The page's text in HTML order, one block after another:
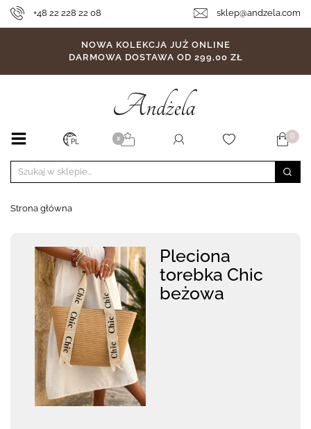
+48 22 228 22 08 sklep@andzela.com
NOWA KOLEKCJA JUŻ ONLINE
DARMOWA DOSTAWA OD 299,00 ZŁ
PL X 0
Strona główna
Pleciona
torebka Chic
beżowa